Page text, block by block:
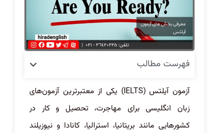
فهرست مطالب
آزمون آیلتس (IELTS) یکی از معتبرترین آزمون‌های
زبان انگلیسی برای مهاجرت، تحصیل و کار در
کشورهایی مانند بریتانیا، استرالیا، کانادا و نیوزیلند